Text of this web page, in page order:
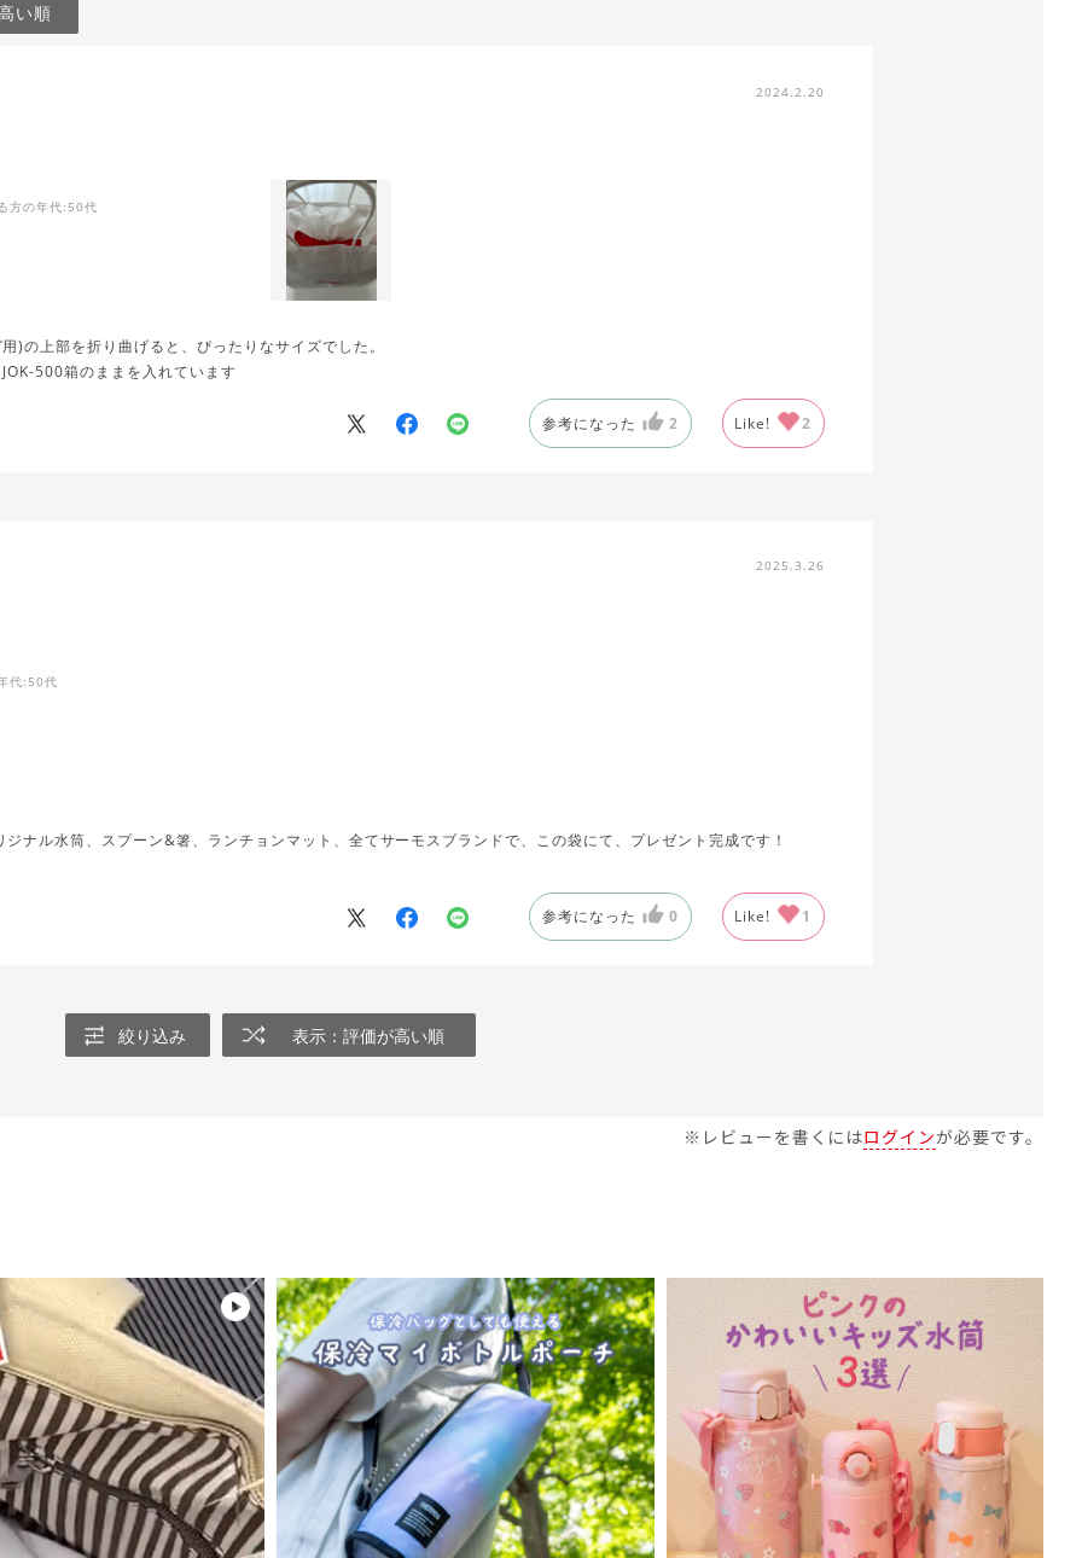
い順
2024.2.20
方の年代:50代
)の上部を折り曲げると、ぴったりなサイズでした。
500箱のままを入れています
参考になった 2 Like! 2
2025.3.26
代 :50代
ナル水筒、スプーン&箸、ランチョンマット、全てサーモスブランドで、この袋にて、プレゼント完成です！
参考になった 0 Like! 1
絞り込み 表示：評価が高い順
※レビューを書くにはログインが必要です。